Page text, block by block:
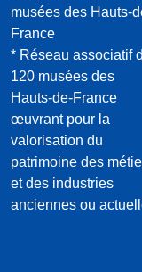
musées des Hauts-
France
* Réseau associatif
120 musées des
Hauts-de-France
œuvrant pour la
valorisation du
patrimoine des
et des industries
anciennes ou